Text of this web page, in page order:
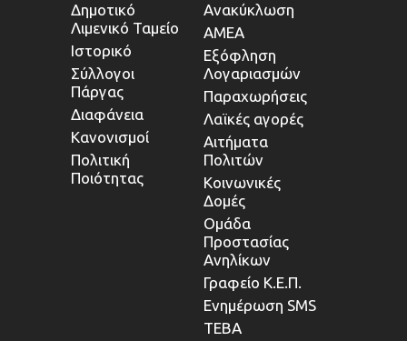
Δημοτικό
Λιμενικό Ταμείο
Ιστορικό
Σύλλογοι
Πάργας
Διαφάνεια
Κανονισμοί
Πολιτική
Ποιότητας
Ανακύκλωση
ΑΜΕΑ
Εξόφληση
Λογαριασμών
Παραχωρήσεις
Λαϊκές αγορές
Αιτήματα
Πολιτών
Κοινωνικές
Δομές
Ομάδα
Προστασίας
Ανηλίκων
Γραφείο Κ.Ε.Π.
Ενημέρωση SMS
ΤΕΒΑ